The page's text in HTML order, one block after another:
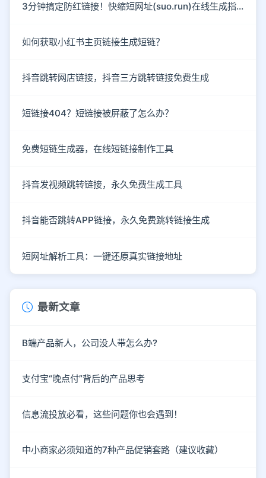
3分钟搞定防红链接！快缩短网址(suo.run)在线生成指南
如何获取小红书主页链接生成短链？
抖音跳转网店链接，抖音三方跳转链接免费生成
短链接404？短链接被屏蔽了怎么办？
免费短链生成器，在线短链接制作工具
抖音发视频跳转链接，永久免费生成工具
抖音能否跳转APP链接，永久免费跳转链接生成
短网址解析工具：一键还原真实链接地址
最新文章
B端产品新人，公司没人带怎么办?
支付宝“晚点付”背后的产品思考
信息流投放必看，这些问题你也会遇到！
中小商家必须知道的7种产品促销套路（建议收藏）